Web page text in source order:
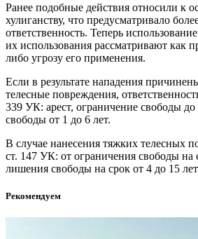
Ранее подобные действия относили к
хулиганству, что предусматривало
ответственность. Теперь
их использования рассматривают как
либо угрозу его применения.
Если в результате нападения
телесные повреждения,
339 УК: арест, ограничение свободы
свободы от 1 до 6 лет.
В случае нанесения тяжких телесных
ст. 147 УК: от ограничения свободы на
лишения свободы на срок от 4 до 15
Рекомендуем